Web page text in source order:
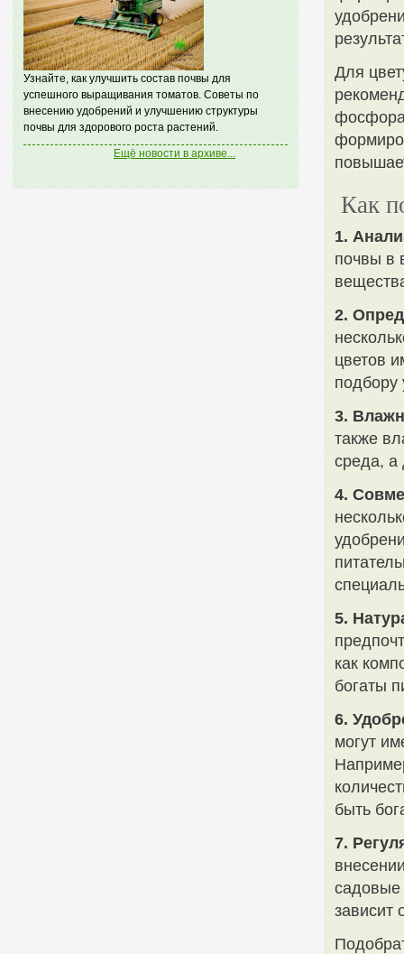
Узнайте, как улучшить состав почвы для
успешного выращивания томатов. Советы по
внесению удобрений и улучшению структуры
почвы для здорового роста растений.
Ещё новости в архиве...
Для
фосфора
Как
1.
почвы в
2.
цветов
подбору
3.
также
среда, а
4.
5.
как
богаты
6.
могут
быть
7.
садовые
зависит